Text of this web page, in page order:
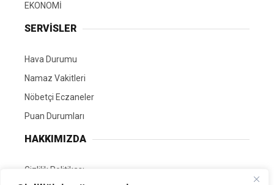
EKONOMİ
SERVİSLER
Hava Durumu
Namaz Vakitleri
Nöbetçi Eczaneler
Puan Durumları
HAKKIMIZDA
Gizlilik Politikası